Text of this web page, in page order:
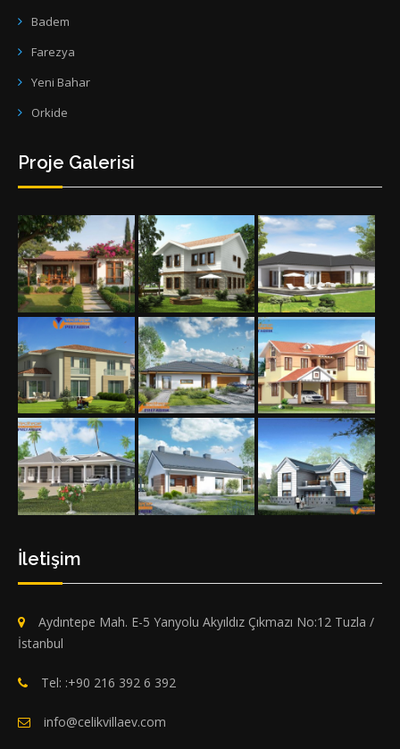
Badem
Farezya
Yeni Bahar
Orkide
Proje Galerisi
İletişim
Aydıntepe Mah. E-5 Yanyolu Akyıldız Çıkmazı No:12 Tuzla /
İstanbul
Tel: :+90 216 392 6 392
info@celikvillaev.com